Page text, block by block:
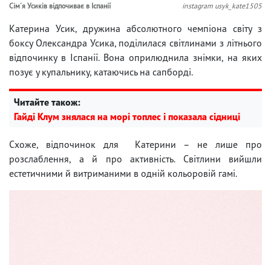
Сім'я Усиків відпочиває в Іспанії instagram usyk_kate1505
Катерина Усик, дружина абсолютного чемпіона світу з
боксу Олександра Усика, поділилася світлинами з літнього
відпочинку в Іспанії. Вона оприлюднила знімки, на яких
позує у купальнику, катаючись на сапборді.
Читайте також:
Гайді Клум знялася на морі топлес і показала сідниці
Схоже, відпочинок для Катерини – не лише про
розслаблення, а й про активність. Світлини вийшли
естетичними й витриманими в одній кольоровій гамі.